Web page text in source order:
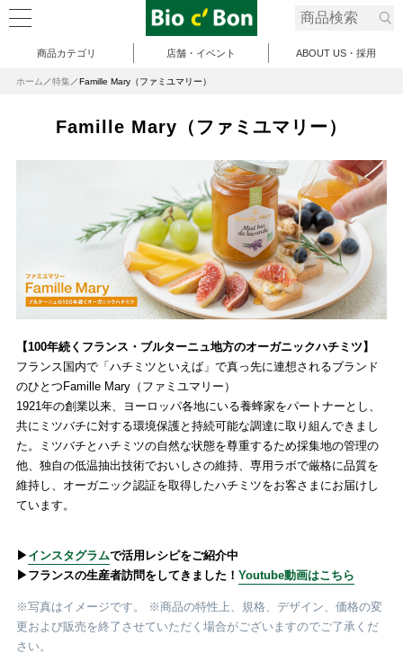
商品カテゴリ 店舗・イベント ABOUT US・採用
ホーム 特集 Famille Mary（ファミユマリー）
Famille Mary（ファミユマリー）
【100年続くフランス・ブルターニュ地方のオーガニックハチミツ】
フランス国内で「ハチミツといえば」で真っ先に連想されるブランド
のひとつFamille Mary（ファミユマリー）
1921年の創業以来、ヨーロッパ各地にいる養蜂家をパートナーとし、
共にミツバチに対する環境保護と持続可能な調達に取り組んできまし
た。ミツバチとハチミツの自然な状態を尊重するため採集地の管理の
他、独自の低温抽出技術でおいしさの維持、専用ラボで厳格に品質を
維持し、オーガニック認証を取得したハチミツをお客さまにお届けし
ています。
▶ インスタグラムで活用レシピをご紹介中
▶フランスの生産者訪問をしてきました！ Youtube動画はこちら
※写真はイメージです。 ※商品の特性上、規格、デザイン、価格の変
更および販売を終了させていただく場合がございますのでご了承くだ
さい。